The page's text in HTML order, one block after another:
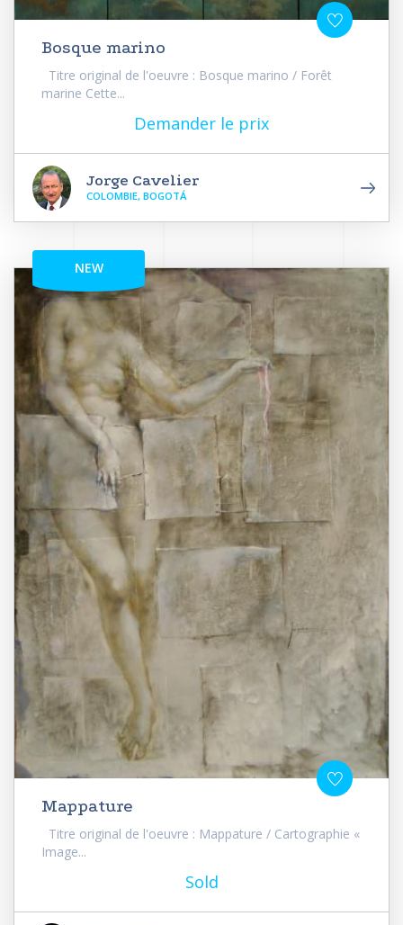
Bosque marino
Titre original de l'oeuvre : Bosque marino / Forêt
marine Cette...
Demander le prix
Jorge Cavelier
COLOMBIE, BOGOTÁ
NEW
Mappature
Titre original de l'oeuvre : Mappature / Cartographie «
Image...
Sold